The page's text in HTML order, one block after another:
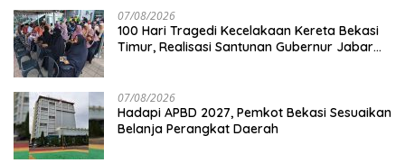
07/08/2026
100 Hari Tragedi Kecelakaan Kereta Bekasi
Timur, Realisasi Santunan Gubernur Jabar
07/08/2026
Hadapi APBD 2027, Pemkot Bekasi Sesuaikan
Belanja Perangkat Daerah